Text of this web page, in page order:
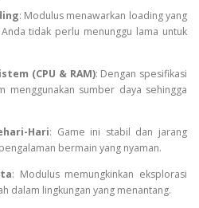
: Modulus menawarkan loading yang
tidak perlu menunggu lama untuk
(CPU & RAM): Dengan spesifikasi
menggunakan sumber daya sehingga
Hari: Game ini stabil dan jarang
bermain yang nyaman.
: Modulus memungkinkan eksplorasi
dalam lingkungan yang menantang.